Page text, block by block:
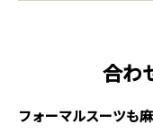
合わ
フォーマルスーツも